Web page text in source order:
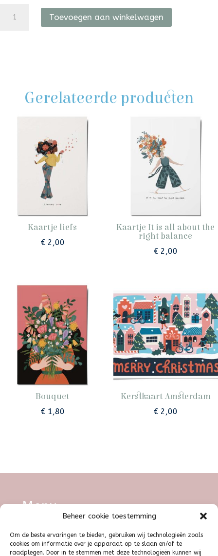
Beheer cookie toestemming
Om de beste ervaringen te bieden, gebruiken wij technologieën zoals
cookies om informatie over je apparaat op te slaan en/of te
raadplegen. Door in te stemmen met deze technologieën kunnen wij
aantal
Toevoegen aan winkelwagen
Gerelateerde producten
Kaartje liefs
€2,00
Kaartje It is all about the
right balance
€ 2,00
Bouquet
€1,80
Kerstkaart Amsterdam
€ 2,00
Menu
Illustratie|Grafisch ontwerp|Shop|